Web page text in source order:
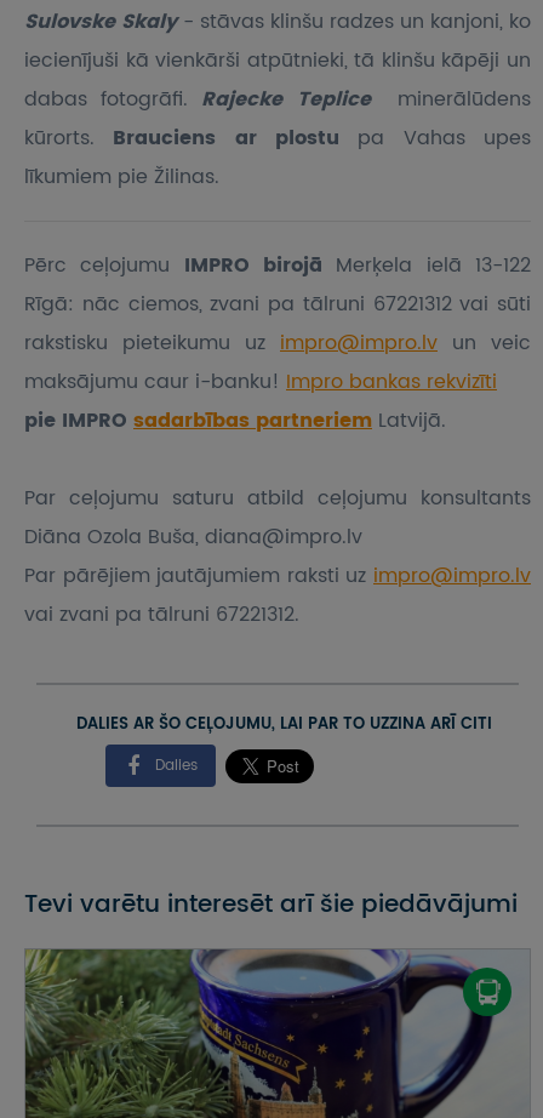
Sulovske Skaly- stāvas klinšu radzes un kanjoni, ko
iecienījuši kā vienkārši atpūtnieki, tā klinšu kāpēji un
dabas fotogrāfi. Rajecke Tepliceminerālūdens
kūrorts. Brauciens ar plostu pa Vahas upes
līkumiem pie Žilinas.
Pērc ceļojumu IMPRO birojā Merķela ielā 13-122
Rīgā: nāc ciemos, zvani pa tālruni 67221312 vai sūti
rakstisku pieteikumu uz impro@impro.lv un veic
maksājumu caur i-banku! Impro bankas rekvizīti
pie IMPRO sadarbības partneriem Latvijā.
Par ceļojumu saturu atbild ceļojumu konsultants
Diāna Ozola Buša, diana@impro.lv
Par pārējiem jautājumiem raksti uz impro@impro.lv
vai zvani pa tālruni 67221312.
DALIES AR ŠO CEĻOJUMU, LAI PAR TO UZZINA ARĪ CITI
Dalies
Tevi varētu interesēt arī šie piedāvājumi